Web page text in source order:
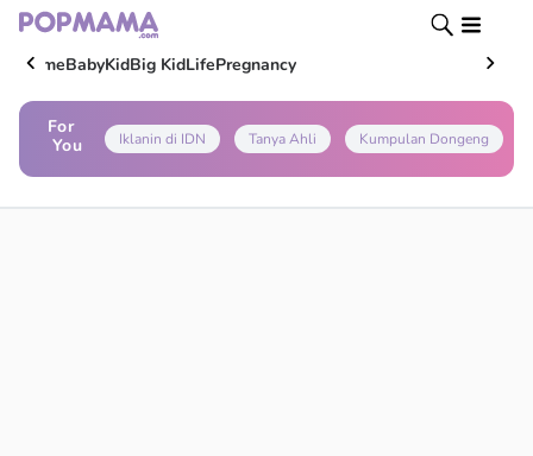
HomeBabyKidBig KidLifePregnancy
For
You
Iklanin di IDN Tanya Ahli Kumpulan Dongeng